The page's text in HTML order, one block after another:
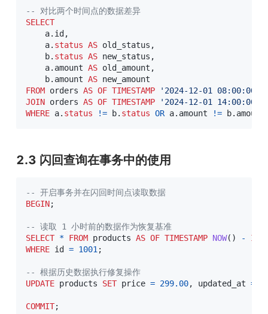
-- 对比两个时间点的数据差异
SELECT
    a
. id,
    a
. status AS old_status ,
    b
. status AS new_status ,
    a
. amount AS old_amount ,
    b
. amount AS
FROM orders AS OF TIMESTAMP
'2024-12-01 08:00:00'
JOIN orders AS OF TIMESTAMP '2024-12-01 14:00:00'
WHERE a. status != b. status OR a. amount != b. amount
2.3 闪回查询在事务中的使用
-- 开启事务并在闪回时间点读取数据
BEGIN;
-- 读取 1 小时前的数据作为恢复基准
SELECT * FROM products AS OF TIMESTAMP NOW( ) -
WHERE id = 1001 ;
-- 根据历史数据执行修复操作
UPDATE products SET price = 299.00, updated_at =
COMMIT;